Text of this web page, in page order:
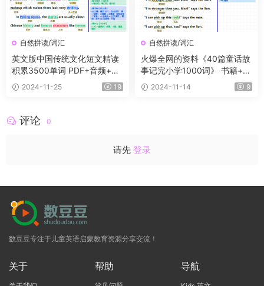
自然拼读/词汇
英文版中国传统文化短文精读
积累3500单词 PDF+音频+单
词默写卡
2024-11-25 19
自然拼读/词汇
火爆全网的资料《40篇童话故
事记完小学1000词》 书籍+音
频+默写纸，轻松记单词
2024-11-14 9
评论 0
请先 登录
数豆豆专注于儿童英语启蒙教育资源分享交流！
关于 帮助 导航